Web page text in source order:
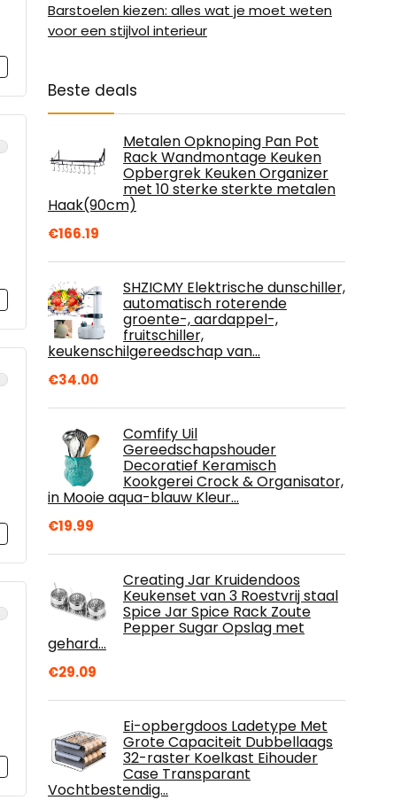
Barstoelen kiezen: alles wat je moet weten
voor een stijlvol interieur
Beste deals
Metalen Opknoping Pan Pot
Rack Wandmontage Keuken
Opbergrek Keuken Organizer
met 10 sterke sterkte metalen
Haak(90cm)
€166.19
SHZICMY Elektrische dunschiller,
automatisch roterende
groente-, aardappel-,
fruitschiller,
keukenschilgereedschap van…
€34.00
Comfify Uil
Gereedschapshouder
Decoratief Keramisch
Kookgerei Crock & Organisator,
in Mooie aqua-blauw Kleur…
€19.99
Creating Jar Kruidendoos
Keukenset van 3 Roestvrij staal
Spice Jar Spice Rack Zoute
Pepper Sugar Opslag met
gehard…
€29.09
Ei-opbergdoos Ladetype Met
Grote Capaciteit Dubbellaags
32-raster Koelkast Eihouder
Case Transparant
Vochtbestendig…